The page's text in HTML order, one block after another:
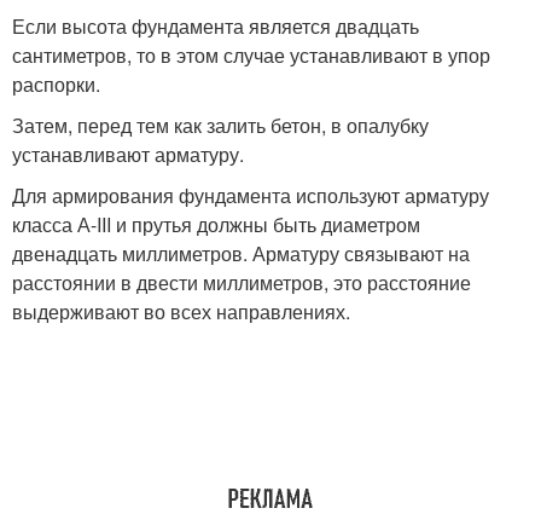
Если высота фундамента является двадцать
сантиметров, то в этом случае устанавливают в упор
распорки.
Затем, перед тем как залить бетон, в опалубку
устанавливают арматуру.
Для армирования фундамента используют арматуру
класса А-III и прутья должны быть диаметром
двенадцать миллиметров. Арматуру связывают на
расстоянии в двести миллиметров, это расстояние
выдерживают во всех направлениях.